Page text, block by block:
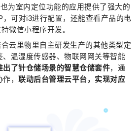
为室内定位功能的应用提供了强大的
，可对i3进行配置，还能查看产品的电
微信小程序开发。
云里物里自主研发生产的其他类型定
温湿度传感器、物联网网关等智能
出了针仓储场景的智慧仓储套件，通
， 联动后台管理云平台，实现对应